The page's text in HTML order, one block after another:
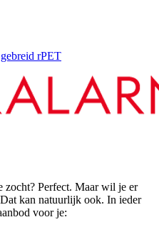
rPET
zocht? Perfect. Maar wil je er
kan natuurlijk ook. In ieder
voor je: